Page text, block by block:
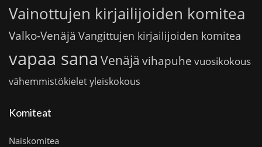
Vainottujen kirjailijoiden komitea
Valko-Venäjä Vangittujen kirjailijoiden komitea
vapaa sana Venäjä vihapuhe vuosikokous
vähemmistökieletyleiskokous
Komiteat
Naiskomitea